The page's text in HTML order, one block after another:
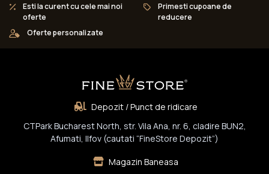
Esti la curent cu cele mai noi
oferte
Primesti cupoane de
reducere
Oferte personalizate
Depozit / Punct de ridicare
CTPark Bucharest North, str. Vila Ana, nr. 6, cladire BUN2,
Afumati, Ilfov (cautati “FineStore Depozit”)
Magazin Baneasa